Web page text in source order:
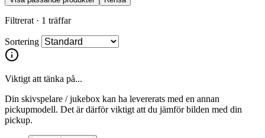
Filtrerat · 1 träffar
Sortering
Viktigt att tänka på...
Din skivspelare / jukebox kan ha levererats med en annan
pickupmodell. Det är därför viktigt att du jämför bilden med din
pickup.